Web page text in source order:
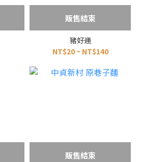
販售結束
豬好運
NT$20 ~ NT$140
販售結束